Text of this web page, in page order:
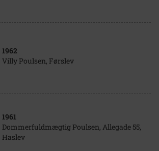
1962
Villy Poulsen, Førslev
1961
Dommerfuldmægtig Poulsen, Allegade 55,
Haslev